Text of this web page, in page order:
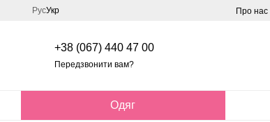
Перейти до основного контенту
РусУкр Про нас
+38 (067) 440 47 00
Передзвонити вам?
Одяг